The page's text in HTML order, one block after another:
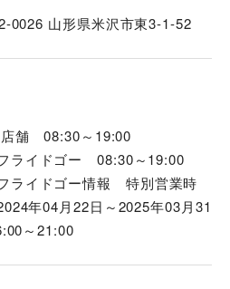
0026 山形県米沢市東3-1-52
店舗 08:30～19:00
ライドゴー 08:30～19:00
ライドゴー情報 特別営業時
年04月22日～2025年03月31
～21:00